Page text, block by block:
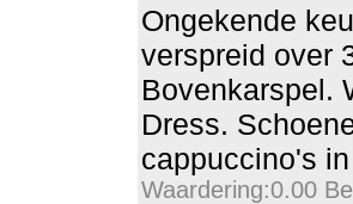
Ongekende
verspreid over
Bovenkarspel.
Dress.
cappuccino's
Waardering:0.00